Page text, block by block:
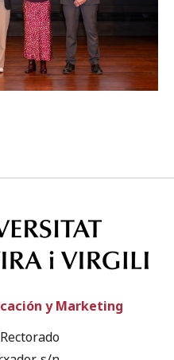
y Marketing